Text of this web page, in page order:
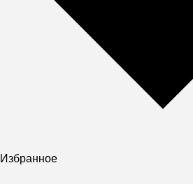
Избранное